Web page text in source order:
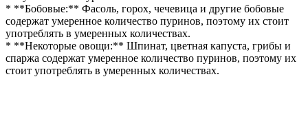
* **Бобовые:** Фасоль, горох, чечевица и другие бобовые
содержат умеренное количество пуринов, поэтому их стоит
употреблять в умеренных количествах.
* **Некоторые овощи:** Шпинат, цветная капуста, грибы и
спаржа содержат умеренное количество пуринов, поэтому их
стоит употреблять в умеренных количествах.